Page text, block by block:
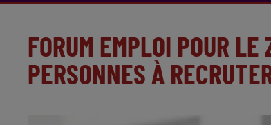
FORUM EMPLOI POUR
PERSONNES À